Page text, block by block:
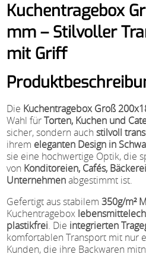
Kuchentragebox
mm – Stilvoller
mit Griff
Die Kuchentragebox Groß
Wahl fürTorten, Kuchen und
sicher, sondern auchstilvoll
ihrem eleganten Design in
sie eine hochwertige Optik, die
von Konditoreien, Cafés,
Unternehmenabgestimmt ist.
Gefertigt aus stabilem350g/m²
Kuchentragebox
plastikfrei. Die integrierten
komfortablen Transport mit nur
Kunden, die ihre Backwaren